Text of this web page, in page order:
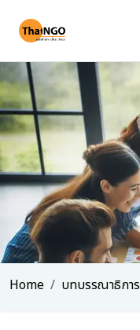
Home บทบรรณาธิการ